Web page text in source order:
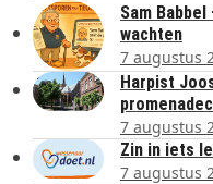
Sam
wachten
7 augustus
Harpist
7 augustus
Zin in iets
7 augustus